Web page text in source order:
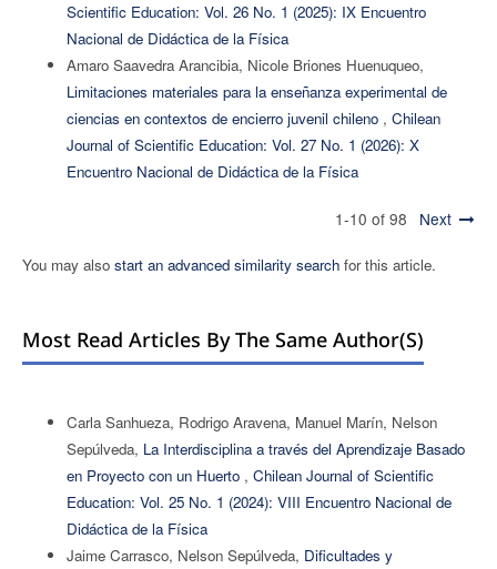
Scientific Education: Vol. 26 No. 1 (2025): IX Encuentro
Nacional de Didáctica de la Física
Amaro Saavedra Arancibia, Nicole Briones Huenuqueo,
Limitaciones materiales para la enseñanza experimental de
ciencias en contextos de encierro juvenil chileno , Chilean
Journal of Scientific Education: Vol. 27 No. 1 (2026): X
Encuentro Nacional de Didáctica de la Física
1-10 of 98 Next
You may also start an advanced similarity searchfor this article.
Most Read Articles By The Same Author(s)
Carla Sanhueza, Rodrigo Aravena, Manuel Marín, Nelson
Sepúlveda, La Interdisciplina a través del Aprendizaje Basado
en Proyecto con un Huerto , Chilean Journal of Scientific
Education: Vol. 25 No. 1 (2024): VIII Encuentro Nacional de
Didáctica de la Física
Jaime Carrasco, Nelson Sepúlveda, Dificultades y